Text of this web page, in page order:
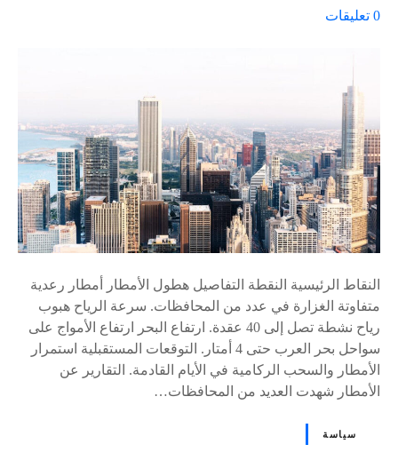
0 تعليقات
النقاط الرئيسية النقطة التفاصيل هطول الأمطار أمطار رعدية
متفاوتة الغزارة في عدد من المحافظات. سرعة الرياح هبوب
رياح نشطة تصل إلى 40 عقدة. ارتفاع البحر ارتفاع الأمواج على
سواحل بحر العرب حتى 4 أمتار. التوقعات المستقبلية استمرار
الأمطار والسحب الركامية في الأيام القادمة. التقارير عن
الأمطار شهدت العديد من المحافظات…
سياسة